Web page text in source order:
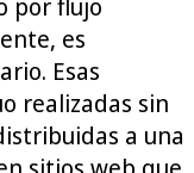
por flujo
es
Esas
realizadas sin
a una